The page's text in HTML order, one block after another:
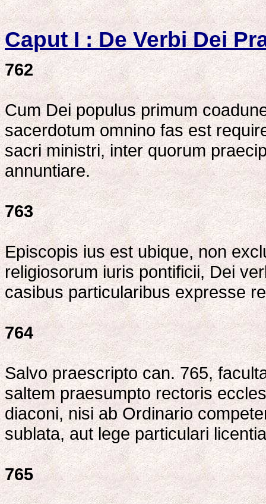
Caput I : De Verbi Dei
762
Cum Dei populus primum
sacerdotum omnino fas est
sacri ministri, inter quorum
annuntiare.
763
Episcopis ius est ubique, non
religiosorum iuris pontificii, Dei
casibus particularibus expresse
764
Salvo praescripto can. 765,
saltem praesumpto rectoris
diaconi, nisi ab Ordinario
sublata, aut lege particulari
765